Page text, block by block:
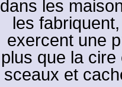
dans les
les
exercent une
plus que la
sceaux et